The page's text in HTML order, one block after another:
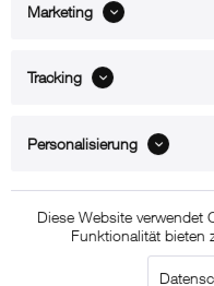
Marketing
Tracking
Personalisierung
Diese Website
Funktionalität bieten